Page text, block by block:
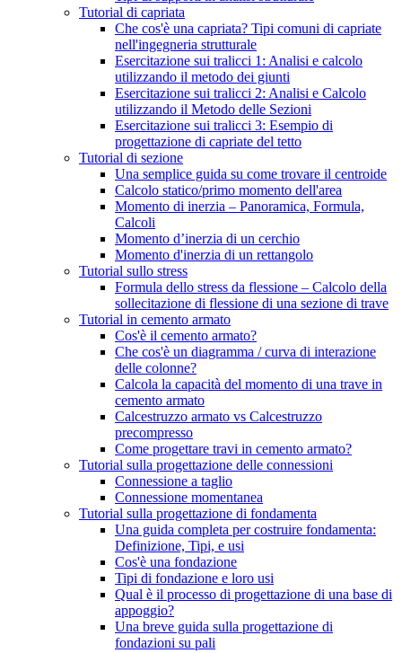
Tutorial di capriata
Che cos'è una capriata? Tipi comuni di capriate
nell'ingegneria strutturale
Esercitazione sui tralicci 1: Analisi e calcolo
utilizzando il metodo dei giunti
Esercitazione sui tralicci 2: Analisi e Calcolo
utilizzando il Metodo delle Sezioni
Esercitazione sui tralicci 3: Esempio di
progettazione di capriate del tetto
Tutorial di sezione
Una semplice guida su come trovare il centroide
Calcolo statico/primo momento dell'area
Momento di inerzia – Panoramica, Formula,
Calcoli
Momento d’inerzia di un cerchio
Momento d'inerzia di un rettangolo
Tutorial sullo stress
Formula dello stress da flessione – Calcolo della
sollecitazione di flessione di una sezione di trave
Tutorial in cemento armato
Cos'è il cemento armato?
Che cos'è un diagramma / curva di interazione
delle colonne?
Calcola la capacità del momento di una trave in
cemento armato
Calcestruzzo armato vs Calcestruzzo
precompresso
Come progettare travi in ​​cemento armato?
Tutorial sulla progettazione delle connessioni
Connessione a taglio
Connessione momentanea
Tutorial sulla progettazione di fondamenta
Una guida completa per costruire fondamenta:
Definizione, Tipi, e usi
Cos'è una fondazione
Tipi di fondazione e loro usi
Qual è il processo di progettazione di una base di
appoggio?
Una breve guida sulla progettazione di
fondazioni su pali